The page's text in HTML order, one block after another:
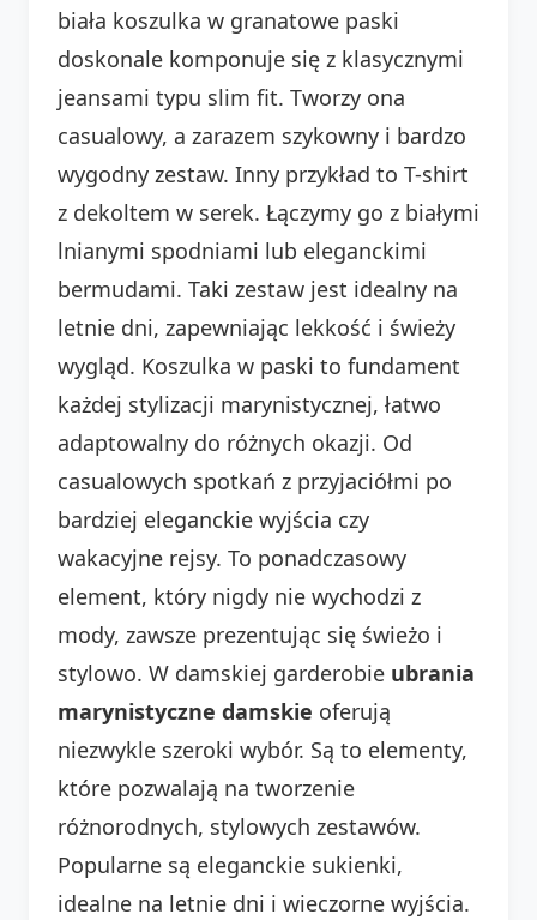
biała koszulka w granatowe paski
doskonale komponuje się z klasycznymi
jeansami typu slim fit. Tworzy ona
casualowy, a zarazem szykowny i bardzo
wygodny zestaw. Inny przykład to T-shirt
z dekoltem w serek. Łączymy go z białymi
lnianymi spodniami lub eleganckimi
bermudami. Taki zestaw jest idealny na
letnie dni, zapewniając lekkość i świeży
wygląd. Koszulka w paski to fundament
każdej stylizacji marynistycznej, łatwo
adaptowalny do różnych okazji. Od
casualowych spotkań z przyjaciółmi po
bardziej eleganckie wyjścia czy
wakacyjne rejsy. To ponadczasowy
element, który nigdy nie wychodzi z
mody, zawsze prezentując się świeżo i
stylowo. W damskiej garderobie ubrania
marynistyczne damskie oferują
niezwykle szeroki wybór. Są to elementy,
które pozwalają na tworzenie
różnorodnych, stylowych zestawów.
Popularne są eleganckie sukienki,
idealne na letnie dni i wieczorne wyjścia.